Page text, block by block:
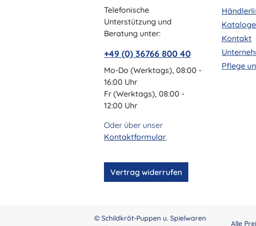
Telefonische
Unterstützung und
Beratung unter:
+49 (0) 36766 800 40
Mo-Do (Werktags), 08:00 -
16:00 Uhr
Fr (Werktags), 08:00 -
12:00 Uhr
Oder über unser
Kontaktformular.
Vertrag widerrufen
Kataloge
Kontakt
Pflege
© Schildkröt-Puppen u. Spielwaren
Alle